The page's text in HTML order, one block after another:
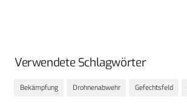
Verwendete Schlagwörter
Bekämpfung Drohnenabwehr Gefechtsfeld